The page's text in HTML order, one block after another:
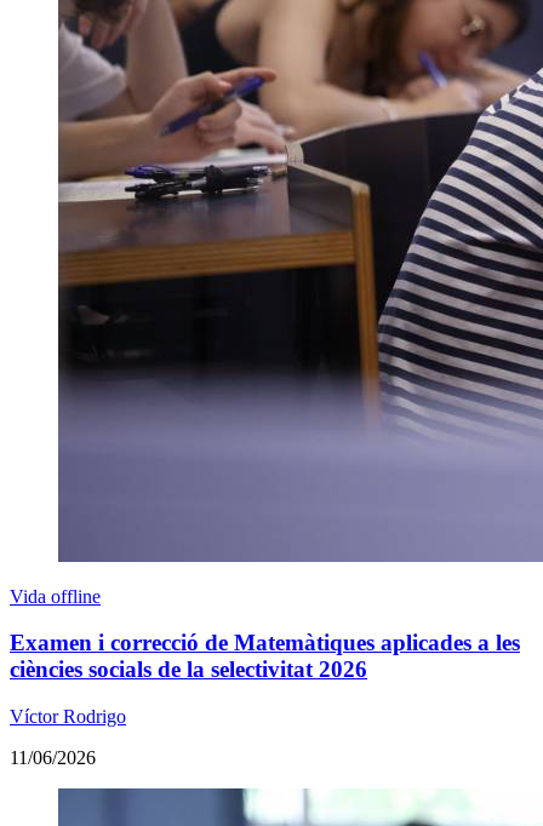
Vida offline
Examen i correcció de Matemàtiques aplicades a les
ciències socials de la selectivitat 2026
Víctor Rodrigo
11/06/2026